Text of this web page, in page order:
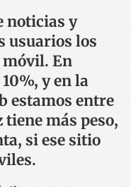
noticias y
usuarios los
móvil. En
y en la
estamos entre
tiene más peso,
si ese sitio